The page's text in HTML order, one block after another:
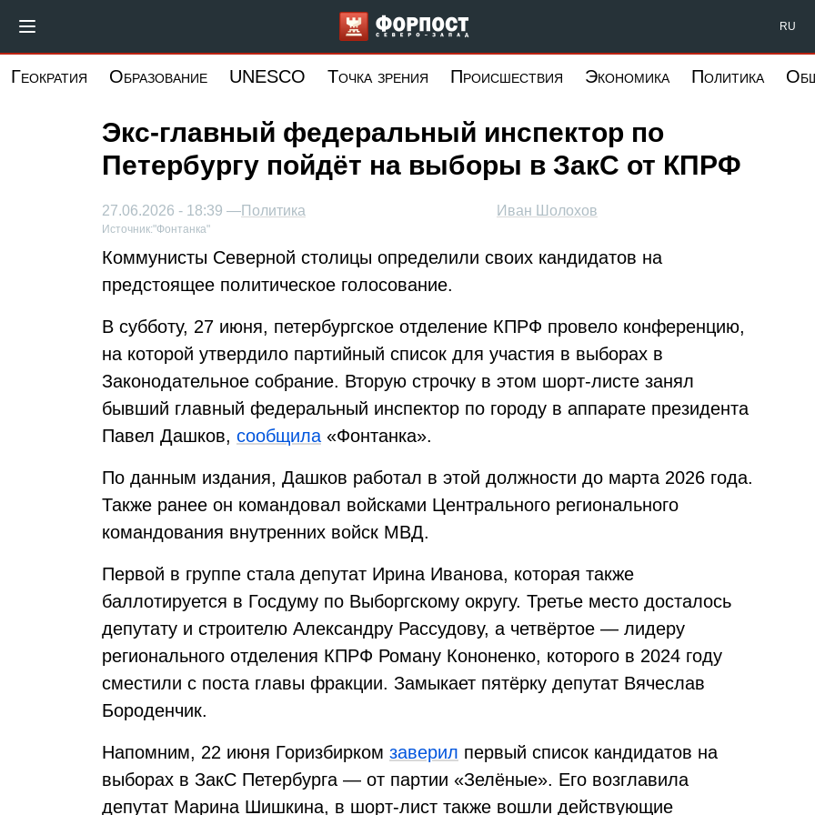
основному
Форпост Северо-Запад RU
Геократия Образование UNESCO Точка зрения Происшествия Экономика Политика
Экс-главный федеральный инспектор по
Петербургу пойдёт на выборы в ЗакС от КПРФ
Иван Шолохов
27.06.2026 - 18:39 —Политика
Источник:"Фонтанка"
Коммунисты Северной столицы определили своих кандидатов на
предстоящее политическое голосование.
В субботу, 27 июня, петербургское отделение КПРФ провело конференцию,
на которой утвердило партийный список для участия в выборах в
Законодательное собрание. Вторую строчку в этом шорт-листе занял
бывший главный федеральный инспектор по городу в аппарате президента
Павел Дашков, сообщила «Фонтанка».
По данным издания, Дашков работал в этой должности до марта 2026 года.
Также ранее он командовал войсками Центрального регионального
командования внутренних войск МВД.
Первой в группе стала депутат Ирина Иванова, которая также
баллотируется в Госдуму по Выборгскому округу. Третье место досталось
депутату и строителю Александру Рассудову, а четвёртое — лидеру
регионального отделения КПРФ Роману Кононенко, которого в 2024 году
сместили с поста главы фракции. Замыкает пятёрку депутат Вячеслав
Бороденчик.
Напомним, 22 июня Горизбирком заверил первый список кандидатов на
выборах в ЗакС Петербурга — от партии «Зелёные». Его возглавила
депутат Марина Шишкина, в шорт-лист также вошли действующие